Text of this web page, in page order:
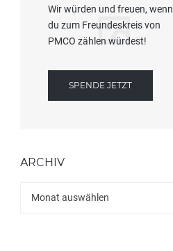
Wir würden und freuen, wenn
du zum Freundeskreis von
PMCO zählen würdest!
SPENDE JETZT
ARCHIV
Monat auswählen